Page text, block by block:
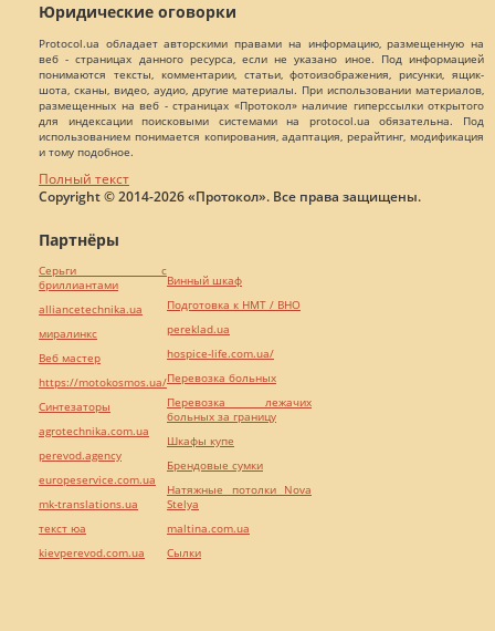
Юридические оговорки
Protocol.ua обладает авторскими правами на информацию, размещенную на
веб - страницах данного ресурса, если не указано иное. Под информацией
понимаются тексты, комментарии, статьи, фотоизображения, рисунки, ящик-
шота, сканы, видео, аудио, другие материалы. При использовании материалов,
размещенных на веб - страницах «Протокол» наличие гиперссылки открытого
для индексации поисковыми системами на protocol.ua обязательна. Под
использованием понимается копирования, адаптация, рерайтинг, модификация
и тому подобное.
Полный текст
Copyright © 2014-2026 «Протокол». Все права защищены.
Партнёры
Серьги с
бриллиантами
alliancetechnika.ua
миралинкс
Веб мастер
https://motokosmos.ua/
Синтезаторы
agrotechnika.com.ua
perevod.agency
europeservice.com.ua
mk-translations.ua
текст юа
kievperevod.com.ua
Винный шкаф
Подготовка к НМТ / ВНО
pereklad.ua
hospice-life.com.ua/
Перевозка больных
Перевозка лежачих
больных за границу
Шкафы купе
Брендовые сумки
Натяжные потолки Nova
Stelya
maltina.com.ua
Cылки